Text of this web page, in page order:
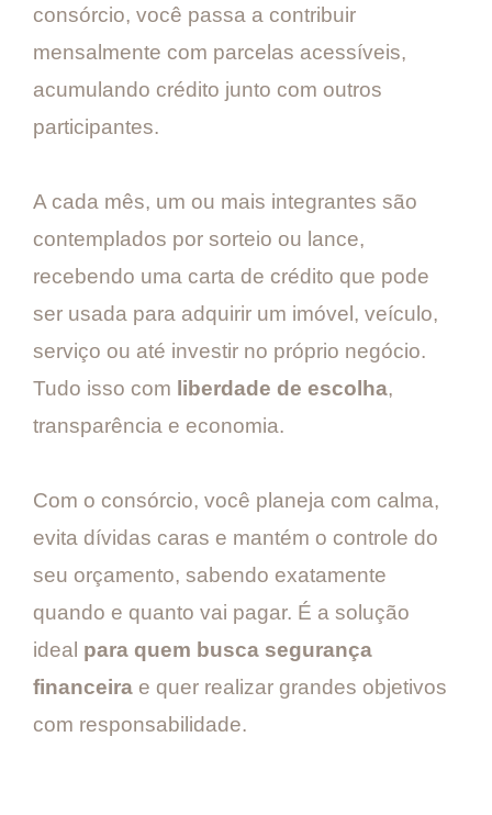
consórcio, você passa a contribuir
mensalmente com parcelas acessíveis,
acumulando crédito junto com outros
participantes.
A cada mês, um ou mais integrantes são
contemplados por sorteio ou lance,
recebendo uma carta de crédito que pode
ser usada para adquirir um imóvel, veículo,
serviço ou até investir no próprio negócio.
Tudo isso com liberdade de escolha,
transparência e economia.
Com o consórcio, você planeja com calma,
evita dívidas caras e mantém o controle do
seu orçamento, sabendo exatamente
quando e quanto vai pagar. É a solução
ideal para quem busca segurança
financeira e quer realizar grandes objetivos
com responsabilidade.